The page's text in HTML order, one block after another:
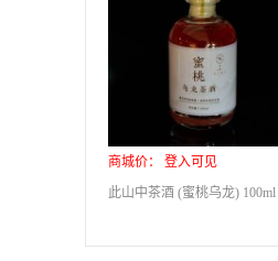
商城价： 登入可见
此山中茶酒 (蜜桃乌龙) 100ml